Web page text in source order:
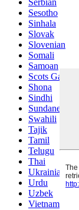
Serbian
Sesotho
Sinhala
Slovak
Slovenian
Somali
Samoan
Scots Gaelic
Shona
Sindhi
Sundanese
Swahili
Tajik
Tamil
Telugu
Thai
Ukrainian
Urdu
Uzbek
Vietnamese